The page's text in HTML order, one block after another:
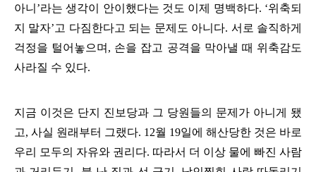
아니 ’라는 생각이 안이했다는 것도 이제 명백하다. ‘위축되
지 말자’고 다짐한다고 되는 문제도 아니다. 서로 솔직하게
걱정을 털어놓으며 , 손을 잡고 공격을 막아낼 때 위축감도
사라질 수 있다.
지금 이것은 단지 진보당과 그 당원들의 문제가 아니게 됐
고, 사실 원래부터 그랬다. 12월 19일에 해산당한 것은 바로
우리 모두의 자유와 권리다. 따라서 더 이상 물에 빠진 사람